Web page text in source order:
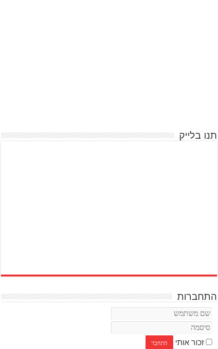
תנו בלייק
התחברות
זכור אותי